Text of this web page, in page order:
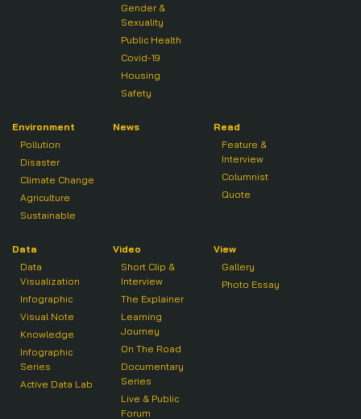
Gender &
Sexuality
Public Health
Covid-19
Housing
Safety
Environment
Pollution
Disaster
Climate Change
Agriculture
Sustainable
News
Read
Feature &
Interview
Columnist
Quote
Data
Data
Visualization
Infographic
Visual Note
Knowledge
Infographic
Series
Active Data Lab
Video
Short Clip &
Interview
The Explainer
Learning
Journey
On The Road
Documentary
Series
Live & Public
Forum
View
Gallery
Photo Essay